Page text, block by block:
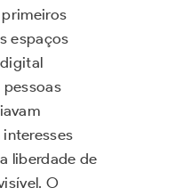
espaços
pessoas
liberdade de
O